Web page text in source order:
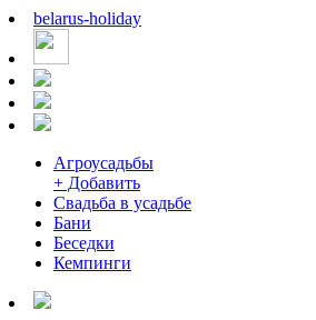
belarus-holiday
Агроусадьбы
+ Добавить
Свадьба в усадьбе
Бани
Беседки
Кемпинги